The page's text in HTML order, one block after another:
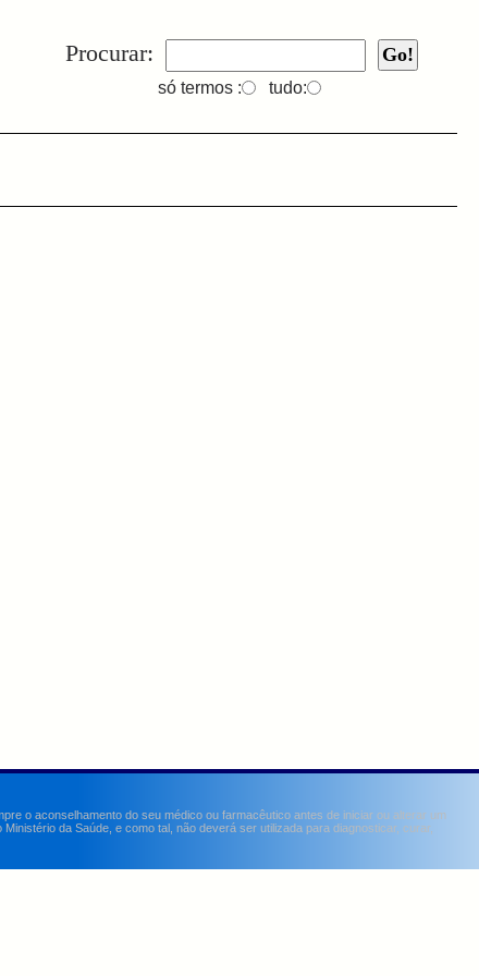
Procurar:
só termos : tudo:
o aconselhamento do seu médico ou farmacêutico antes de iniciar ou alterar um
da Saúde, e como tal, não deverá ser utilizada para diagnosticar, curar,